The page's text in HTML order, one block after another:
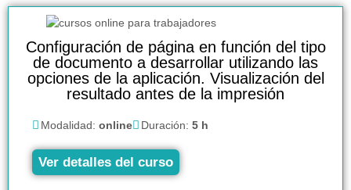
Configuración de página en función del tipo
de documento a desarrollar utilizando las
opciones de la aplicación. Visualización del
resultado antes de la impresión
Modalidad: online Duración: 5 h
Ver detalles del curso